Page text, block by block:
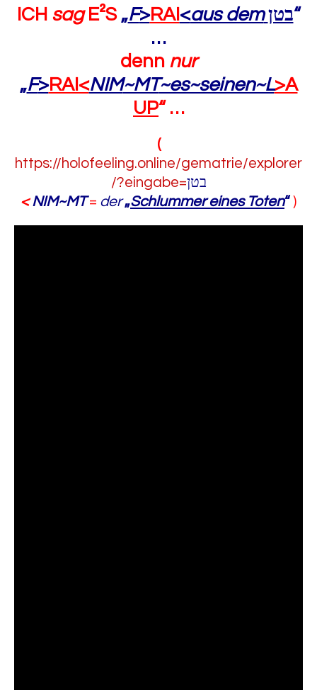
ICH sag E²S „F>RAI <aus dem בטן“
…
denn nur
„F>RAI<NIM~MT~es~seinen~L>A
UP“ …
(
https://holofeeling.online/gematrie/explorer
/?eingabe=בטן
<NIM~MT= der „Schlummer eines Toten“ )